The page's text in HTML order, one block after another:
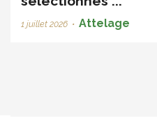
1 juillet 2026 • Attelage